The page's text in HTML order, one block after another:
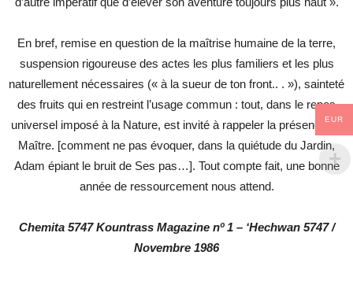
En bref, remise en question de la maîtrise humaine de la terre,
suspension rigoureuse des actes les plus familiers et les plus
naturellement nécessaires (« à la sueur de ton front.. . »), sainteté
des fruits qui en restreint l’usage commun : tout, dans le repos
universel imposé à la Nature, est invité à rappeler la présence du
Maître. [comment ne pas évoquer, dans la quiétude du Jardin,
Adam épiant le bruit de Ses pas…]. Tout compte fait, une bonne
année de ressourcement nous attend.
Chemita 5747 Kountrass Magazine nº 1 – ‘Hechwan 5747 /
Novembre 1986
EUR